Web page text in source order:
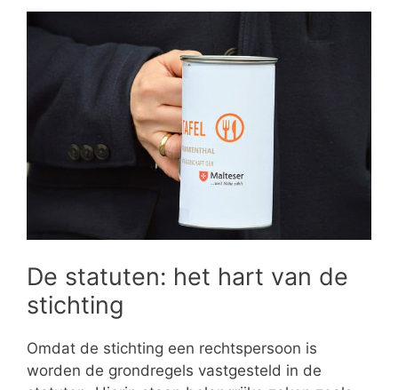
De statuten: het hart van de
stichting
Omdat de stichting een rechtspersoon is
worden de grondregels vastgesteld in de